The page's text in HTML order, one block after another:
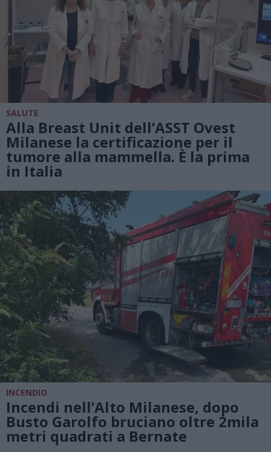
SALUTE
Alla Breast Unit dell’ASST Ovest
Milanese la certificazione per il
tumore alla mammella. È la prima
in Italia
INCENDIO
Incendi nell’Alto Milanese, dopo
Busto Garolfo bruciano oltre 2mila
metri quadrati a Bernate